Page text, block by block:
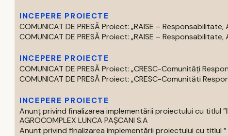
INCEPERE PROIECTE
COMUNICAT DE PRESĂ Proiect: „RAISE –
COMUNICAT DE PRESĂ Proiect: „RAISE – Responsabilitate,
INCEPERE PROIECTE
COMUNICAT DE PRESĂ Proiect: „CRESC-Comunități
COMUNICAT DE PRESĂ Proiect: „CRESC-Comunităti
INCEPERE PROIECTE
Anunț privind finalizarea implementării proiectului cu titlul
AGROCOMPLEX LUNCA PAȘCANI S.A
Anunt privind finalizarea implementării proiectului cu titlul ”